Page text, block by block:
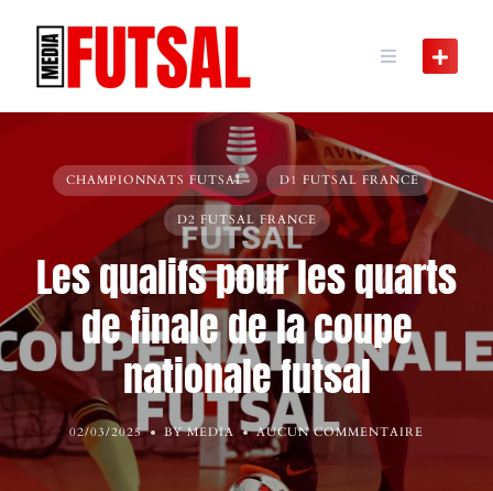
content
CHAMPIONNATS FUTSAL D1 FUTSAL FRANCE
D2 FUTSAL FRANCE
Les qualifs pour les quarts
de finale de la coupe
nationale futsal
02/03/2025 BY MEDIA AUCUN COMMENTAIRE